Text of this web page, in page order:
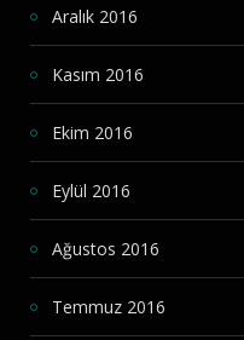
Aralık 2016
Kasım 2016
Ekim 2016
Eylül 2016
Ağustos 2016
Temmuz 2016